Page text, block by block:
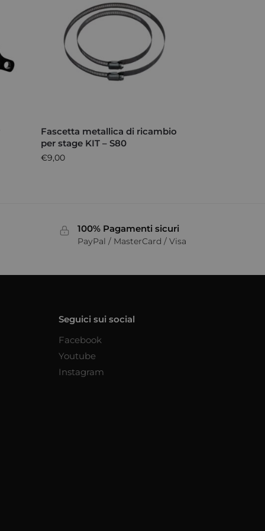
Fascetta metallica di ricambio
per stage KIT – S80
€9,00
100% Pagamenti sicuri
PayPal / MasterCard / Visa
Seguici sui social
Facebook
Youtube
Instagram